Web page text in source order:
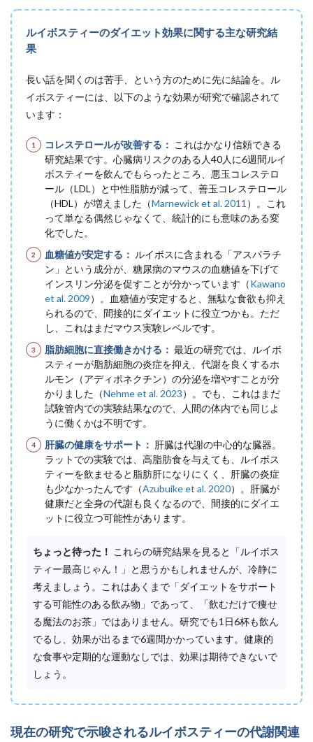
ルイボスティーのダイエット効果に関する主な研究結
果
長い話を聞くのは苦手、という方のために先に結論を。ル
イボスティーには、以下のような効果が研究で確認されて
います：
コレステロールが改善する： これはかなり信頼できる
研究結果です。心臓病リスクのある人40人に6週間ルイ
ボスティーを飲んでもらったところ、悪玉コレステロ
ール（LDL）と中性脂肪が減って、善玉コレステロール
（HDL）が増えました（Marnewick et al. 2011 ）。これ
って単なる偶然じゃなくて、統計的にも意味のある変
化でした。
血糖値が安定する： ルイボスに含まれる「アスパラチ
ン」という成分が、糖尿病のマウスの血糖値を下げて
インスリン分泌を促すことが分かっています（Kawano
et al. 2009）。血糖値が安定すると、無駄な食欲も抑え
られるので、間接的にダイエットに役立つかも。ただ
し、これはまだマウス実験レベルです。
脂肪細胞に直接働きかける： 最近の研究では、ルイボ
スティーが脂肪細胞の炎症を抑え、代謝を良くするホ
ルモン（アディポネクチン）の分泌を増やすことが分
かりました（Nehme et al. 2023）。でも、これはまだ
試験管内での実験結果なので、人間の体内でも同じよ
うに働くかは不明です。
肝臓の健康をサポート： 肝臓は代謝の中心的な臓器。
ラットでの実験では、高脂肪食を与えても、ルイボス
ティーを飲ませると脂肪肝になりにくく、肝臓の炎症
も少なかったんです（Azubuike et al. 2020）。肝臓が
健康だと全身の代謝も良くなるので、間接的にダイエ
ットに役立つ可能性があります。
ちょっと待った！ これらの研究結果を見ると「ルイボス
ティー最高じゃん！」と思うかもしれませんが、冷静に
考えましょう。これはあくまで「ダイエットをサポート
する可能性のある飲み物」であって、「飲むだけで痩せ
る魔法のお茶」ではありません。研究でも1日6杯も飲ん
でるし、効果が出るまで6週間かかっています。健康的
な食事や定期的な運動なしでは、効果は期待できないで
しょう。
現在の研究で示唆されるルイボスティーの代謝関連